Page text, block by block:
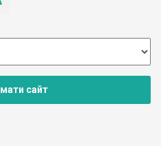
сайт